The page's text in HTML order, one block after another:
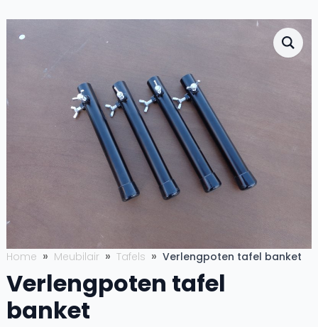
Home Meubilair Tafels Verlengpoten tafel banket
Verlengpoten tafel
banket